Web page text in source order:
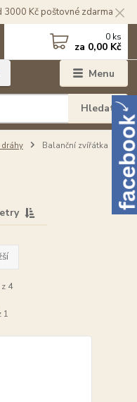
3000 Kč poštovné zdarma
Menu
Hledat
0 ks
za 0,00 Kč
dráhy Balanční zvířátka
4
1